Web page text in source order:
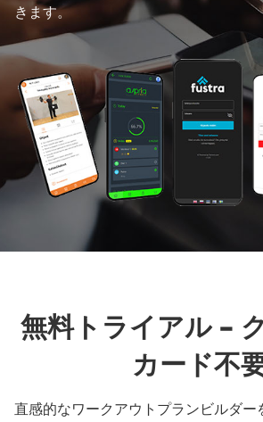
きます。
無料トライアル -
カード不
直感的なワークアウトプランビルダー